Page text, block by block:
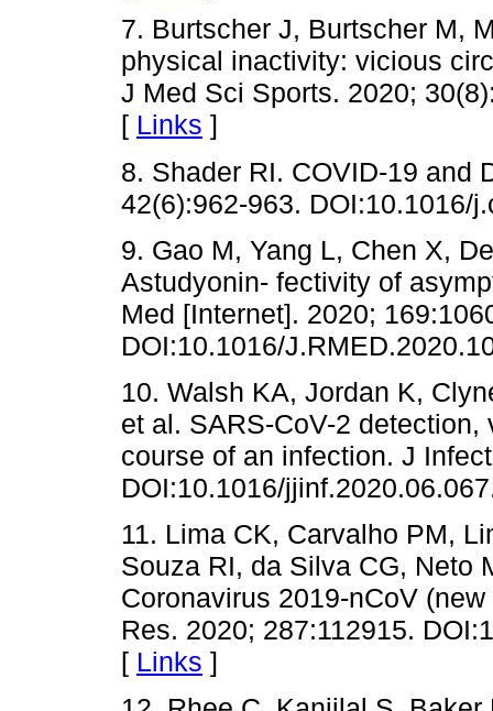
7. Burtscher J, Burtscher M,
physical inactivity: vicious
J Med Sci Sports. 2020;
[ Links ]
8. Shader RI. COVID-19 and
42(6):962-963. DOI:10.1016/
9. Gao M, Yang L, Chen X,
Astudyonin- fectivity of
Med [Internet]. 2020;
DOI:10.1016/
10. Walsh KA, Jordan K,
et al. SARS-CoV-2
course of an infection. J
DOI:10.1016/
11. Lima CK, Carvalho PM,
Souza RI, da Silva CG, Neto
Coronavirus 2019-nCoV
Res. 2020; 287:112915.
[ Links ]